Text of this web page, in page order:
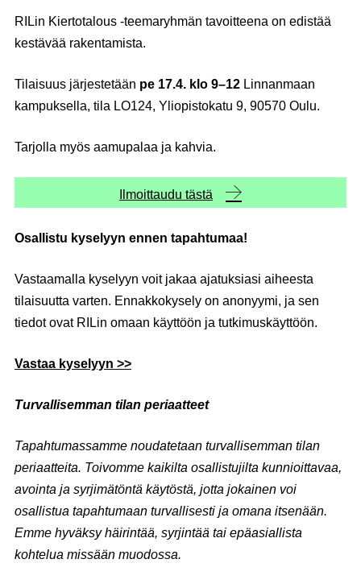
RILin Kiertotalous -teemaryhmän tavoitteena on edistää
kestävää rakentamista.
Tilaisuus järjestetään pe 17.4. klo 9–12 Linnanmaan
kampuksella, tila LO124, Yliopistokatu 9, 90570 Oulu.
Tarjolla myös aamupalaa ja kahvia.
Ilmoittaudu tästä
Osallistu kyselyyn ennen tapahtumaa!
Vastaamalla kyselyyn voit jakaa ajatuksiasi aiheesta
tilaisuutta varten. Ennakkokysely on anonyymi, ja sen
tiedot ovat RILin omaan käyttöön ja tutkimuskäyttöön.
Vastaa kyselyyn >>
Turvallisemman tilan periaatteet
Tapahtumassamme noudatetaan turvallisemman tilan
periaatteita. Toivomme kaikilta osallistujilta kunnioittavaa,
avointa ja syrjimätöntä käytöstä, jotta jokainen voi
osallistua tapahtumaan turvallisesti ja omana itsenään.
Emme hyväksy häirintää, syrjintää tai epäasiallista
kohtelua missään muodossa.